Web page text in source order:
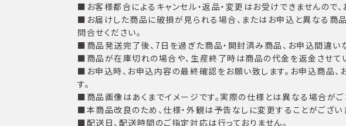
■お客様都合によるキャンセル・返品・変更はお受けできませんので、
■お届けした商品に破損が見られる場合、またはお申込と異なる商
問合せください。
■商品発送完了後、7日を過ぎた商品・開封済み商品、お申込間違い
■商品が在庫切れの場合や、生産終了時は商品の代金を返金させて
■お申込時、お申込内容の最終確認をお願い致します。お申込商品、
す。
■商品画像はあくまでイメージです。実際の仕様とは異なる場合がご
■本商品改良のため、仕様・外観は予告なしに変更することがござい
■配送日、配送時間のご指定対応は行っておりません。